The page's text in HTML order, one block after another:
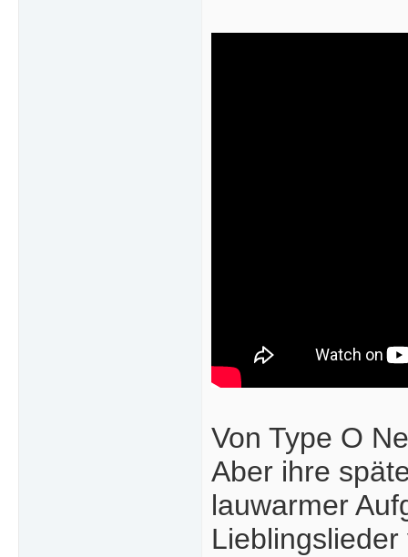
Von Type O
Aber ihre
lauwarmer